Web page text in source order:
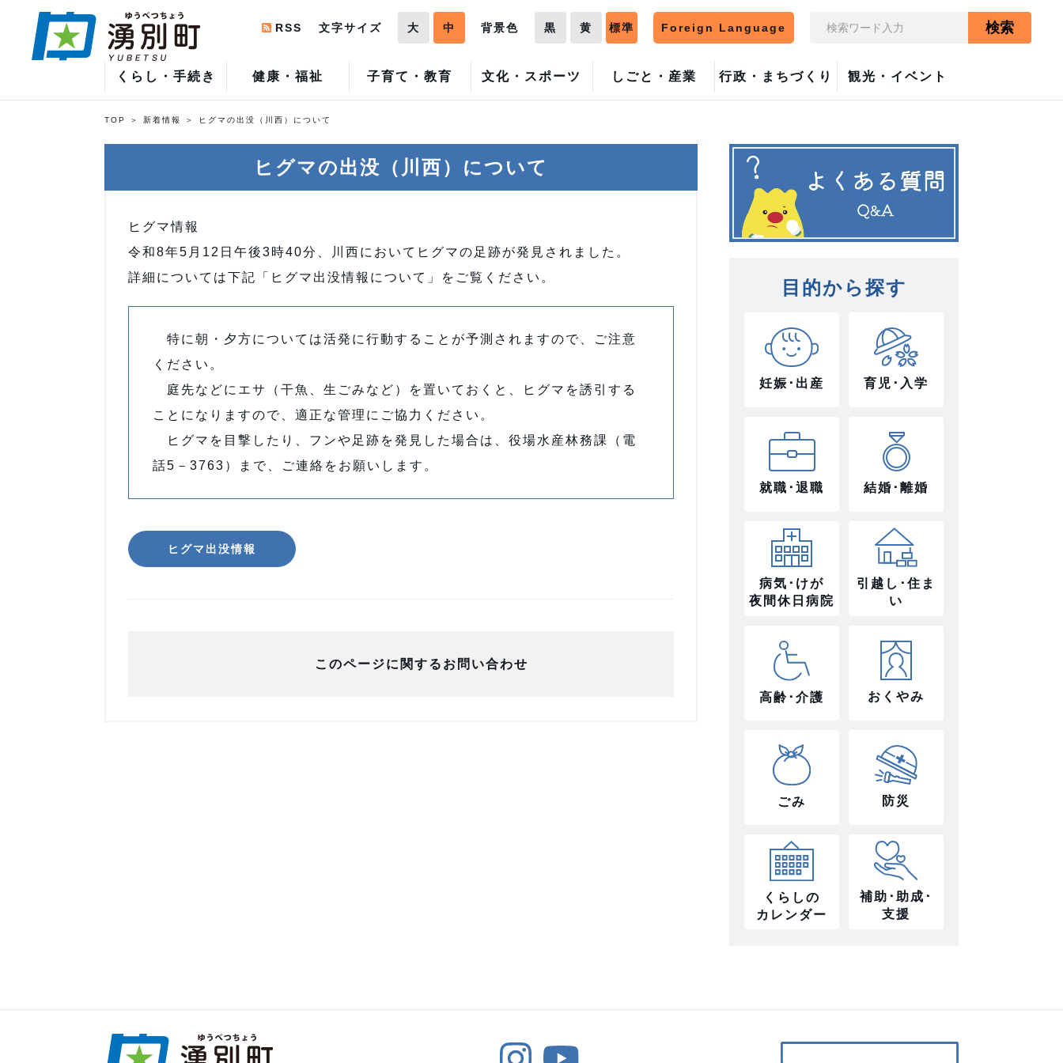
くらし・手続き 健康・福祉 子育て・教育 文化・スポーツ しごと・産業 行政・まちづくり 観光・イベント
RSS 文字サイズ 大 中 背景色 黒 黄 標準 Foreign Language 検索
TOP 新着情報 ヒグマの出没（川西）について
ヒグマの出没（川西）について
ヒグマ情報
令和8年5月12日午後3時40分、川西においてヒグマの足跡が発見されました。
詳細については下記「ヒグマ出没情報について」をご覧ください。
特に朝・夕方については活発に行動することが予測されますので、ご注意
ください。
庭先などにエサ（干魚、生ごみなど）を置いておくと、ヒグマを誘引する
ことになりますので、適正な管理にご協力ください。
ヒグマを目撃したり、フンや足跡を発見した場合は、役場水産林務課（電
話5－3763）まで、ご連絡をお願いします。
ヒグマ出没情報
このページに関するお問い合わせ
目的から探す
妊娠･出産 育児･入学
就職･退職 結婚･離婚
病気･けが
夜間休日病院
引越し･住ま
い
高齢･介護 おくやみ
ごみ 防災
くらしの
カレンダー
補助･助成･
支援